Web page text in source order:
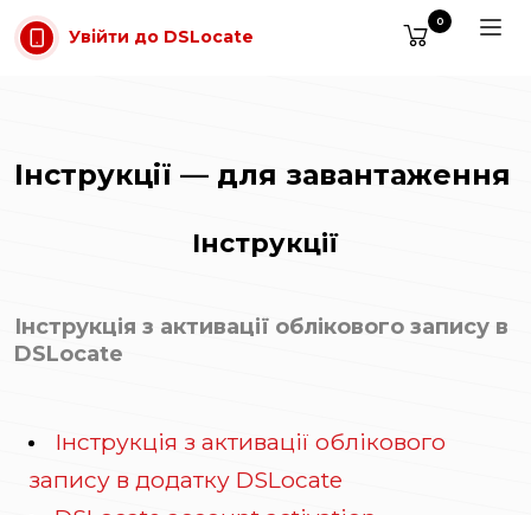
Перейти до основного вмісту
Увійти до DSLocate
0
Інструкції — для завантаження
Інструкції
Інструкція з активації облікового запису в
DSLocate
Інструкція з активації облікового
запису в додатку DSLocate